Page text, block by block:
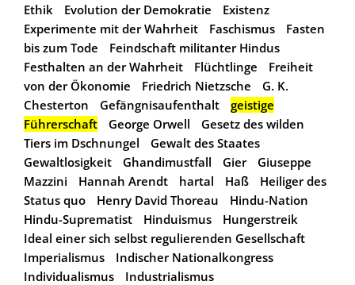
Ethik
Evolution der Demokratie
Existenz
Experimente mit der Wahrheit
Faschismus
Fasten
bis zum Tode
Feindschaft militanter Hindus
Festhalten an der Wahrheit
Flüchtlinge
Freiheit
von der Ökonomie
Friedrich Nietzsche
G. K.
Chesterton
Gefängnisaufenthalt
geistige
Führerschaft
George Orwell
Gesetz des wilden
Tiers im Dschnungel
Gewalt des Staates
Gewaltlosigkeit
Ghandimustfall Gier
Giuseppe
Mazzini
Hannah Arendt hartal Haß
Heiliger des
Status quo
Henry David Thoreau
Hindu-Nation
Hindu-Suprematist
Hinduismus
Hungerstreik
Ideal einer sich selbst regulierenden Gesellschaft
Imperialismus
Indischer Nationalkongress
Individualismus
Industrialismus